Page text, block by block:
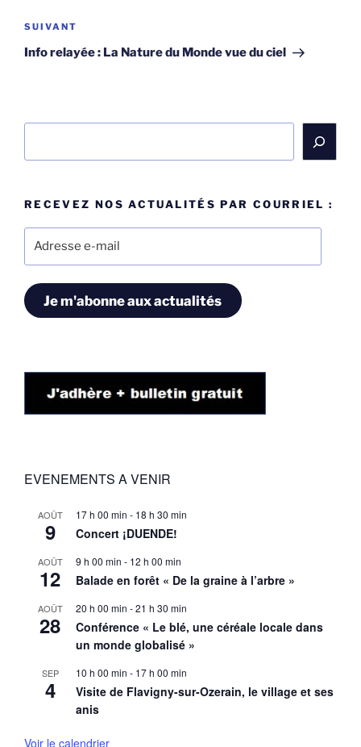
Article
suivant
SUIVANT
Info relayée : La Nature du Monde vue du ciel
RECEVEZ NOS ACTUALITÉS PAR COURRIEL :
Je m'abonne aux actualités
EVENEMENTS A VENIR
AOÛT
9
17 h 00 min - 18 h 30 min
Concert ¡DUENDE!
AOÛT
12
9 h 00 min - 12 h 00 min
Balade en forêt « De la graine à l’arbre »
AOÛT
28
20 h 00 min -21 h 30 min
Conférence « Le blé, une céréale locale dans
un monde globalisé »
SEP
4
10 h 00 min - 17 h 00 min
Visite de Flavigny-sur-Ozerain, le village et ses
anis
Voir le calendrier